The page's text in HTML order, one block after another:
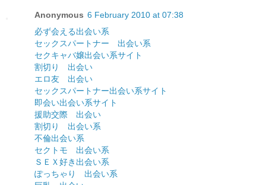
Anonymous 6 February 2010 at 07:38
必ず会える出会い系
セックスパートナー 出会い系
セクキャバ嬢出会い系サイト
割切り 出会い
エロ友 出会い
セックスパートナー出会い系サイト
即会い出会い系サイト
援助交際 出会い
割切り 出会い系
不倫出会い系
セクトモ 出会い系
ＳＥＸ好き出会い系
ぽっちゃり 出会い系